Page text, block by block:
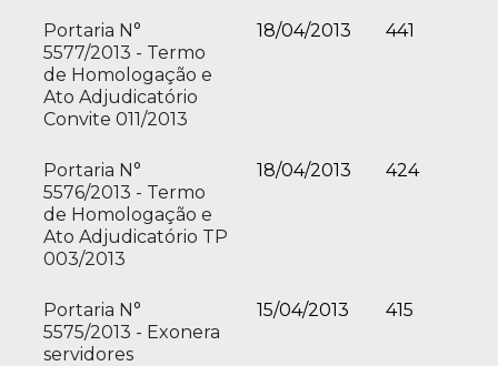
Portaria N°
5577/2013 - Termo
de Homologação e
Ato Adjudicatório
Convite 011/2013
18/04/2013 441
Portaria N°
5576/2013 - Termo
de Homologação e
Ato Adjudicatório TP
003/2013
18/04/2013 424
Portaria N°
5575/2013 - Exonera
servidores
15/04/2013 415